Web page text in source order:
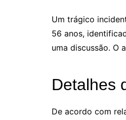
Um trágico
56 anos,
uma discussão. O
Detalhes
De acordo com